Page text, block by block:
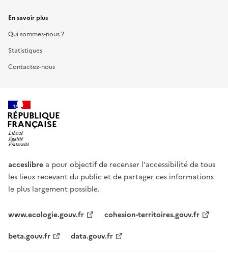
En savoir plus
Qui sommes-nous ?
Statistiques
Contactez-nous
RÉPUBLIQUE
FRANÇAISE
acceslibre a pour objectif de recenser l'accessibilité de tous
les lieux recevant du public et de partager ces informations
le plus largement possible.
www.ecologie.gouv.fr
cohesion-territoires.gouv.fr
beta.gouv.fr
data.gouv.fr